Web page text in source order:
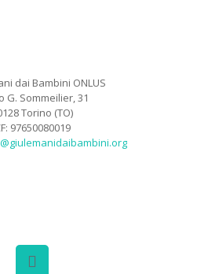
dai Bambini ONLUS
G. Sommeilier, 31
Torino (TO)
97650080019